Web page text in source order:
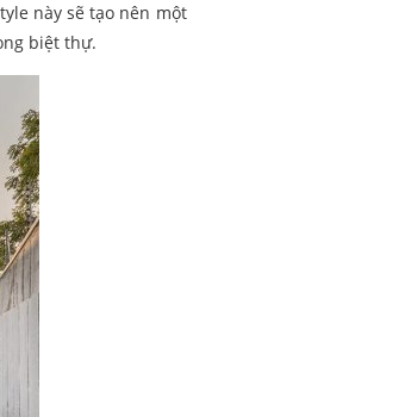
này sẽ tạo nên một
biệt thự.